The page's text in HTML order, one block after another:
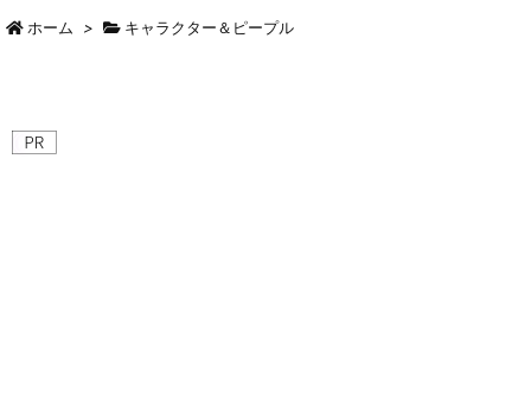
ホーム > キャラクター＆ピープル